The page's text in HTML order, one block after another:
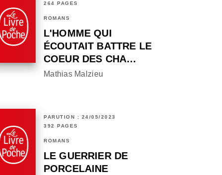
264 PAGES
ROMANS
L'HOMME QUI
ÉCOUTAIT BATTRE LE
COEUR DES CHA…
Mathias Malzieu
PARUTION : 24/05/2023
392 PAGES
ROMANS
LE GUERRIER DE
PORCELAINE